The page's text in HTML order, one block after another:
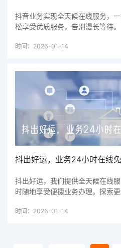
抖音业务实现全天候在线服务，
松享受优质服务，告别漫长等待。
时间：2026-01-14
抖出好运，业务24小时在线
抖出好运，我们提供全天候在线
时随地享受便捷业务办理。探索更
时间：2026-01-14